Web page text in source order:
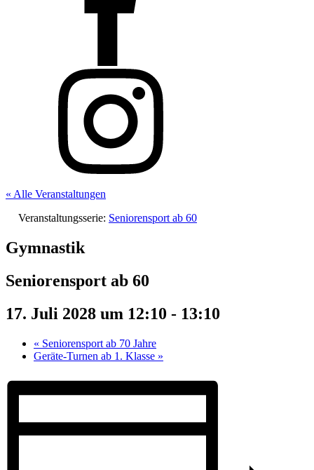
« Alle Veranstaltungen
Veranstaltungsserie: Seniorensport ab 60
Gymnastik
Seniorensport ab 60
17. Juli 2028 um 12:10 - 13:10
« Seniorensport ab 70 Jahre
Geräte-Turnen ab 1. Klasse »